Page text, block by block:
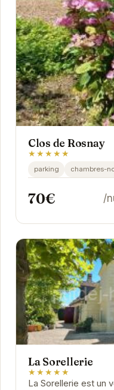
Clos de Rosnay
★★★★★
parking chambres-
70€ /
La Sorellerie
★★★★★
La Sorellerie est un